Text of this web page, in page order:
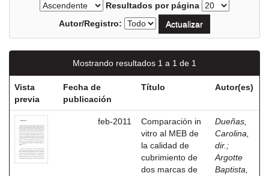
Resultados por página
Autor/Registro:
Mostrando resultados 1 a 1 de 1
Vista
previa
Fecha de
publicación
Título Autor(es)
feb-2011
Comparación in
vitro al MEB de
la calidad de
cubrimiento de
dos marcas de
Dueñas,
Carolina,
dir. ;
Argotte
Baptista,